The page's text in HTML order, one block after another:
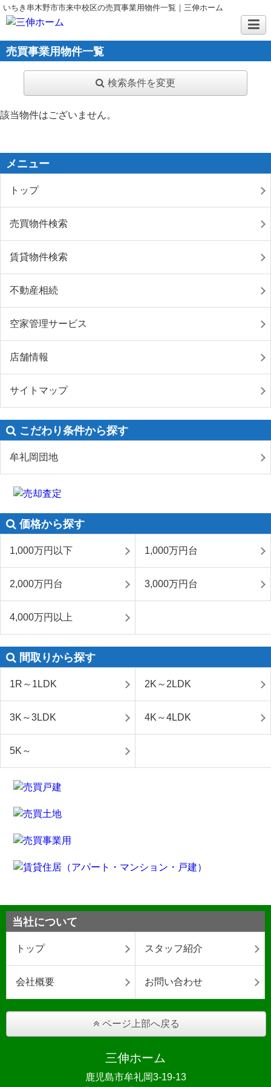
いちき串木野市市来中校区の売買事業用物件一覧｜三伸ホーム
売買事業用物件一覧
検索条件を変更
該当物件はございません。
メニュー
トップ
売買物件検索
賃貸物件検索
不動産相続
空家管理サービス
店舗情報
サイトマップ
こだわり条件から探す
牟礼岡団地
価格から探す
1,000万円以下 1,000万円台
2,000万円台 3,000万円台
4,000万円以上
間取りから探す
1R～1LDK 2K～2LDK
3K～3LDK 4K～4LDK
5K～
当社について
トップ スタッフ紹介
会社概要 お問い合わせ
ページ上部へ戻る
三伸ホーム
鹿児島市牟礼岡3-19-13